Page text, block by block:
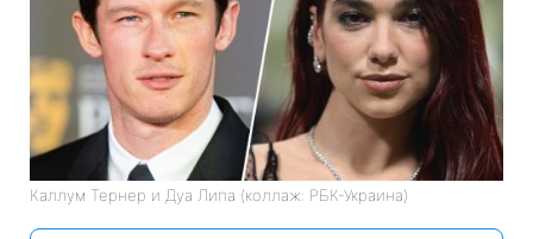
Каллум Тернер и Дуа Липа (коллаж: РБК-Украина)